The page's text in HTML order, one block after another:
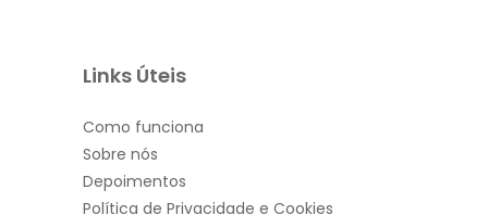
Links Úteis
Como funciona
Sobre nós
Depoimentos
Política de Privacidade e Cookies